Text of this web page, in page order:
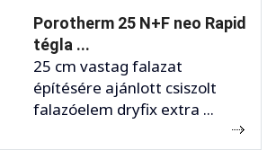
Porotherm 25 N+F neo Rapid
tégla ...
25 cm vastag falazat
építésére ajánlott csiszolt
falazóelem dryfix extra ...